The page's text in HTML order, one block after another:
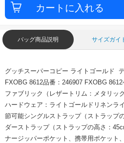
バッグ商品説明 サイズガイ
グッチスーパーコピー ライトゴールド
FXOBG 8612品番：246907 FXOBG
ファブリック（レザートリム：メタリッ
ハードウェア：ライトゴールドリネンラ
節可能シングルストラップ（ストラップ
ダーストラップ（ストラップの高さ：
ナージッパーポケット、携帯用ポケット